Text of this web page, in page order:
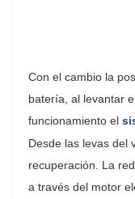
Con el cambio la
batería, al levantar
funcionamiento el
Desde las levas del
recuperación. La
a través del motor